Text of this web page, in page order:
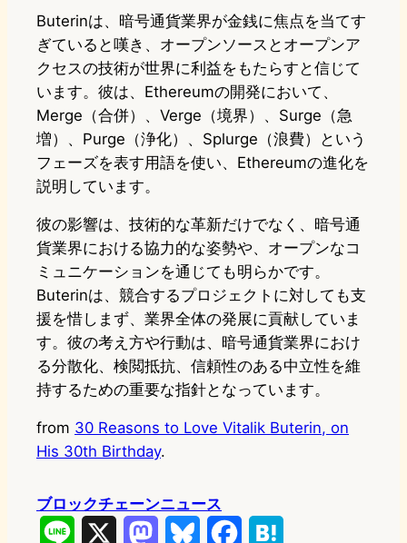
Buterinは、暗号通貨業界が金銭に焦点を当てす
ぎていると嘆き、オープンソースとオープンア
クセスの技術が世界に利益をもたらすと信じて
います。彼は、Ethereumの開発において、
Merge（合併）、Verge（境界）、Surge（急
増）、Purge（浄化）、Splurge（浪費）という
フェーズを表す用語を使い、Ethereumの進化を
説明しています。
彼の影響は、技術的な革新だけでなく、暗号通
貨業界における協力的な姿勢や、オープンなコ
ミュニケーションを通じても明らかです。
Buterinは、競合するプロジェクトに対しても支
援を惜しまず、業界全体の発展に貢献していま
す。彼の考え方や行動は、暗号通貨業界におけ
る分散化、検閲抵抗、信頼性のある中立性を維
持するための重要な指針となっています。
from 30 Reasons to Love Vitalik Buterin, on
His 30th Birthday.
ブロックチェーンニュース